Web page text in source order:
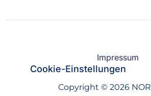
Copyright © 2026
Cookie-Einstellungen
Impressum